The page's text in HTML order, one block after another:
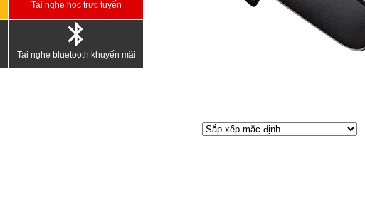
Tai nghe học trực tuyến
Tai nghe bluetooth khuyến mãi